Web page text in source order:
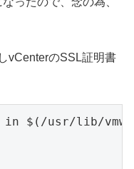
vCenterのSSL証明書
$(/usr/lib/